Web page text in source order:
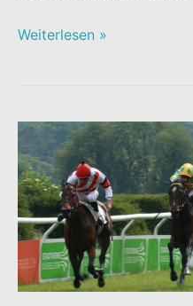
TAUSENDE
IN
DÜSSELDORF
Weiterlesen »